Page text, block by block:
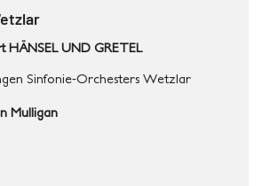
HÄNSEL UND GRETEL
Sinfonie-Orchesters Wetzlar
Mulligan